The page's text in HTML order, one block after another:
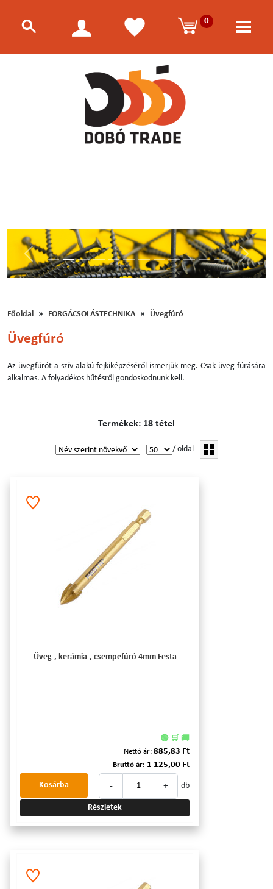
0
Előző
Főoldal FORGÁCSOLÁSTECHNIKA Üvegfúró
Üvegfúró
Az üvegfúrót a szív alakú fejkiképzéséről ismerjük meg. Csak üveg fúrására
alkalmas. A folyadékos hűtésről gondoskodnunk kell.
Termékek: 18 tétel
/ oldal
Üveg-, kerámia-, csempefúró 4mm Festa
🟢 🛒 🚚
Nettó ár: 885,83 Ft
Bruttó ár: 1 125,00 Ft
- + db
Kosárba
Részletek